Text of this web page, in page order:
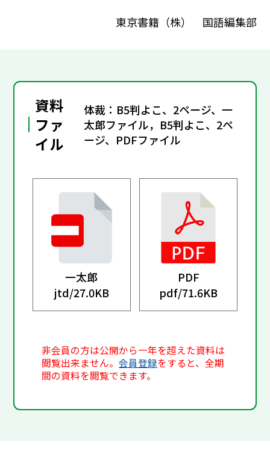
東京書籍（株） 国語編集部
資料
ファ
イル
体裁：B5判よこ、2ページ、一
太郎ファイル，B5判よこ、2ペ
ージ、PDFファイル
一太郎
jtd/27.0KB
PDF
pdf/71.6KB
非会員の方は公開から一年を超えた資料は
閲覧出来ません。会員登録をすると、全期
間の資料を閲覧できます。